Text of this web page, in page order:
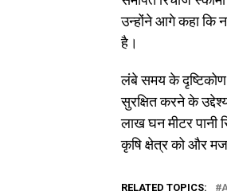
उन्होंने आगे कहा कि
है।
लंबे समय के दृष्टिकोण
सुरक्षित करने के
लाख घन मीटर पानी
कृषि क्षेत्र को और
RELATED TOPICS: